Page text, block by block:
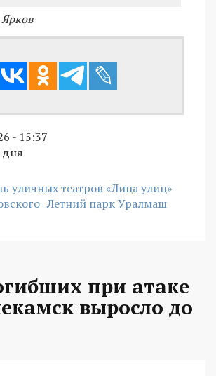
- 15:37
дня
уличных театров «Лица улиц»
Летний парк Уралмаш
при атаке
выросло до